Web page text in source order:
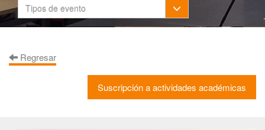
Tipos de evento Toggle Dropdown
Regresar
Suscripción a actividades académicas